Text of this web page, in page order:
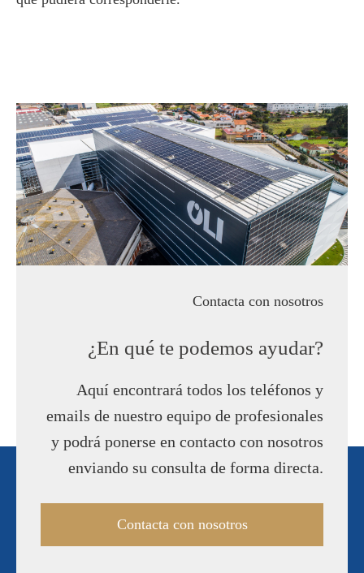
Contacta con nosotros
¿En qué te podemos ayudar?
Aquí encontrará todos los teléfonos y
emails de nuestro equipo de profesionales
y podrá ponerse en contacto con nosotros
enviando su consulta de forma directa.
Contacta con nosotros